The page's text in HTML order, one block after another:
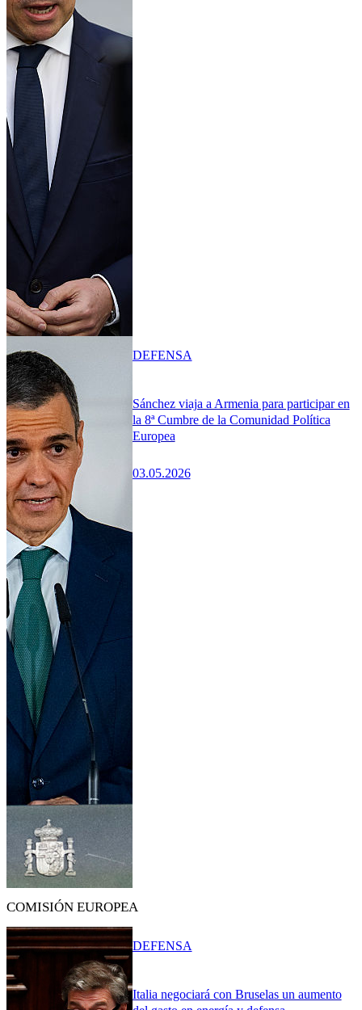
Sánchez viaja a Armenia para participar en
la 8ª Cumbre de la Comunidad Política
Europea
03.05.2026
DEFENSA
COMISIÓN EUROPEA
Italia negociará con Bruselas un aumento
DEFENSA